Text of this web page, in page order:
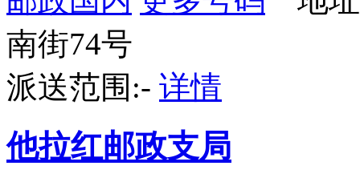
南街74号
派送范围:- 详情
他拉红邮政支局